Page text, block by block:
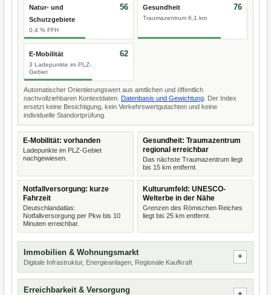
Natur- und
Schutzgebiete
0,4 % FFH
56 Gesundheit
Traumazentrum 6,1 km
76
E-Mobilität
3 Ladepunkte im PLZ-
Gebiet
62
Automatischer Orientierungswert aus amtlichen und öffentlich
nachvollziehbaren Kontextdaten. Datenbasis und Gewichtung . Der Index
ersetzt keine Besichtigung, kein Verkehrswertgutachten und keine
individuelle Standortprüfung.
E-Mobilität: vorhanden
Ladepunkte im PLZ-Gebiet
nachgewiesen.
Gesundheit: Traumazentrum
regional erreichbar
Das nächste Traumazentrum liegt
bis 15 km entfernt.
Notfallversorgung: kurze
Fahrzeit
Deutschlandatlas:
Notfallversorgung per Pkw bis 10
Minuten erreichbar.
Kulturumfeld: UNESCO-
Welterbe in der Nähe
Grenzen des Römischen Reiches
liegt bis 25 km entfernt.
Immobilien & Wohnungsmarkt
Digitale Infrastruktur, Energieanlagen, Regionale Kaufkraft
Erreichbarkeit & Versorgung